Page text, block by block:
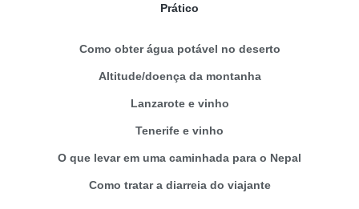
Prático
Como obter água potável no deserto
Altitude/doença da montanha
Lanzarote e vinho
Tenerife e vinho
O que levar em uma caminhada para o Nepal
Como tratar a diarreia do viajante